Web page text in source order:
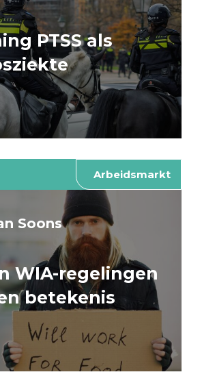
PTSS als
Arbeidsmarkt
Soons
WIA-regelingen
betekenis